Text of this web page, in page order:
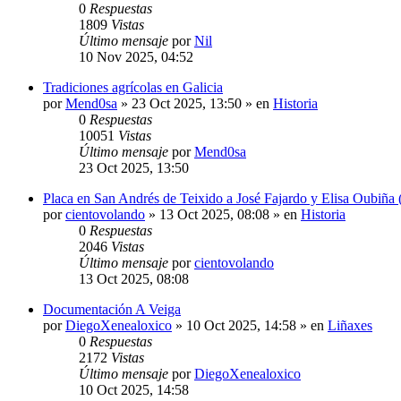
0 Respuestas
1809 Vistas
Último mensaje porNil
10 Nov 2025, 04:52
Tradiciones agrícolas en Galicia
porMend0sa » 23 Oct 2025, 13:50 » en Historia
0 Respuestas
10051 Vistas
Último mensaje porMend0sa
23 Oct 2025, 13:50
Placa en San Andrés de Teixido a José Fajardo y Elisa Oubiña
porcientovolando » 13 Oct 2025, 08:08 » en Historia
0 Respuestas
2046 Vistas
Último mensaje porcientovolando
13 Oct 2025, 08:08
Documentación A Veiga
porDiegoXenealoxico » 10 Oct 2025, 14:58 » en Liñaxes
0 Respuestas
2172 Vistas
Último mensaje porDiegoXenealoxico
10 Oct 2025, 14:58